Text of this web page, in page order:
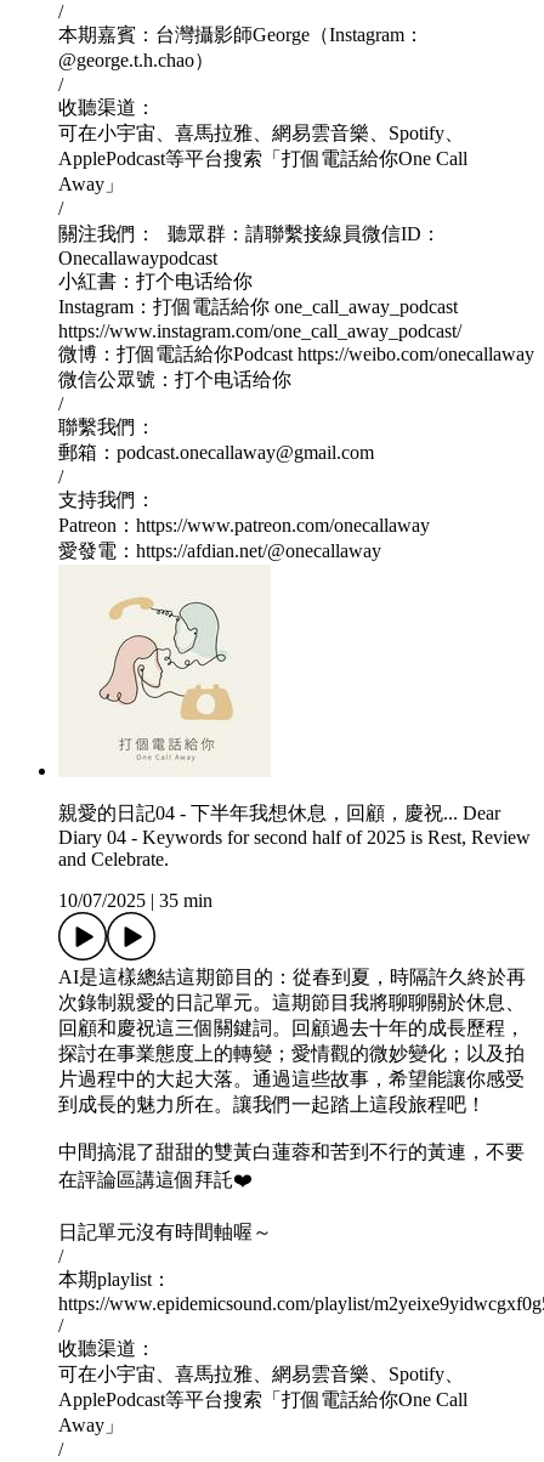
/
本期嘉賓：台灣攝影師George（Instagram：
@george.t.h.chao）
/
收聽渠道：
可在小宇宙、喜馬拉雅、網易雲音樂、Spotify、
ApplePodcast等平台搜索「打個電話給你One Call
Away」
/
關注我們： 聽眾群：請聯繫接線員微信ID：
Onecallawaypodcast
小紅書：打个电话给你
Instagram：打個電話給你 one_call_away_podcast
https://www.instagram.com/one_call_away_podcast/
微博：打個電話給你Podcast https://weibo.com/onecallaway
微信公眾號：打个电话给你
/
聯繫我們：
郵箱：podcast.onecallaway@gmail.com
/
支持我們：
Patreon：https://www.patreon.com/onecallaway
愛發電：https://afdian.net/@onecallaway
親愛的日記04 - 下半年我想休息，回顧，慶祝... Dear
Diary 04 - Keywords for second half of 2025 is Rest, Review
and Celebrate.
10/07/2025
35 min
AI是這樣總結這期節目的：從春到夏，時隔許久終於再
次錄制親愛的日記單元。這期節目我將聊聊關於休息、
回顧和慶祝這三個關鍵詞。回顧過去十年的成長歷程，
探討在事業態度上的轉變；愛情觀的微妙變化；以及拍
片過程中的大起大落。通過這些故事，希望能讓你感受
到成長的魅力所在。讓我們一起踏上這段旅程吧！
中間搞混了甜甜的雙黃白蓮蓉和苦到不行的黃連，不要
在評論區講這個拜託❤️
日記單元沒有時間軸喔～
/
本期playlist：
https://www.epidemicsound.com/playlist/
/
收聽渠道：
可在小宇宙、喜馬拉雅、網易雲音樂、Spotify、
ApplePodcast等平台搜索「打個電話給你One Call
Away」
/